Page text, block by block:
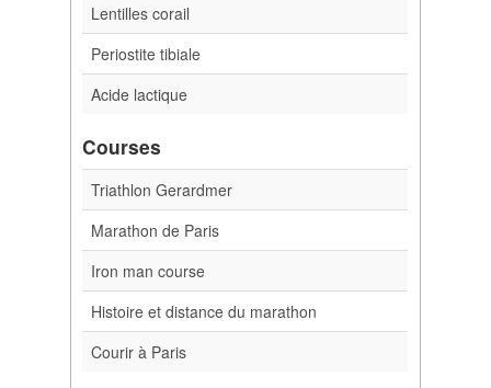
Lentilles corail
Periostite tibiale
Acide lactique
Courses
Triathlon Gerardmer
Marathon de Paris
Iron man course
Histoire et distance du marathon
Courir à Paris